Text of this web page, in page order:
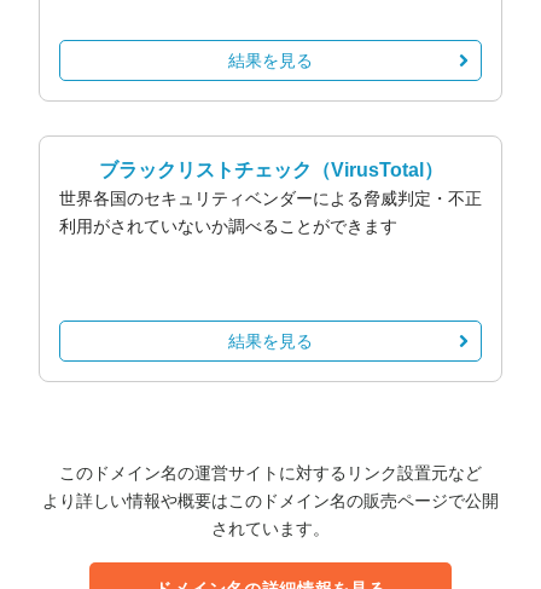
結果を見る
ブラックリストチェック （VirusTotal）
世界各国のセキュリティベンダーによる脅威判定・不正
利用がされていないか調べることができます
結果を見る
このドメイン名の運営サイトに対するリンク設置元など
より詳しい情報や概要はこのドメイン名の販売ページで公開
されています。